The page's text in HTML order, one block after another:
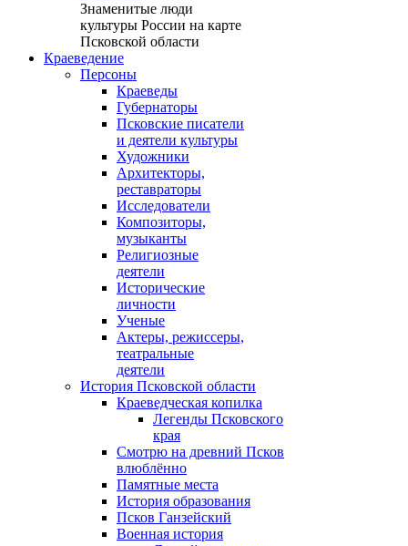
Знаменитые люди
культуры России на карте
Псковской области
Краеведение
Персоны
Краеведы
Губернаторы
Псковские писатели
и деятели культуры
Художники
Архитекторы,
реставраторы
Исследователи
Композиторы,
музыканты
Религиозные
деятели
Исторические
личности
Ученые
Актеры, режиссеры,
театральные
деятели
История Псковской области
Краеведческая копилка
Легенды Псковского
края
Смотрю на древний Псков
влюблённо
Памятные места
История образования
Псков Ганзейский
Военная история